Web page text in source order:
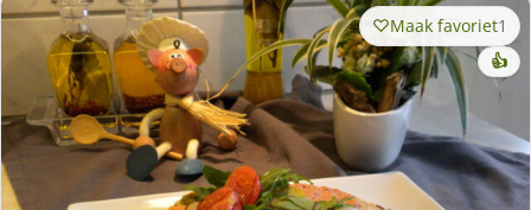
Maak favoriet1
👍